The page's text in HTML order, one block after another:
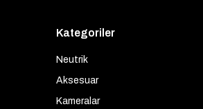
Kategoriler
Neutrik
Aksesuar
Kameralar